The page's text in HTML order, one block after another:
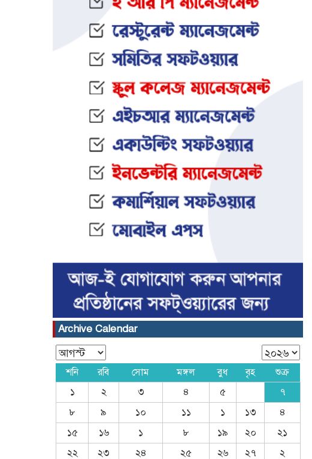
তিনজনের মৃত্যুদণ্ড
করে যুবকের আত্মহ ত্যা
Archive Calendar
শনি রবি সোম মঙ্গল বুধ বৃহ
শুক্র
১
২ ৩ ৪ ৫
৭
৮
৯ ১০ ১১ ১ ১৩
৪
১৫
১৬ ১ ৮ ১৯ ২০
২১
২২
২৩ ২৪ ২৫ ২৬ ২৭ ২